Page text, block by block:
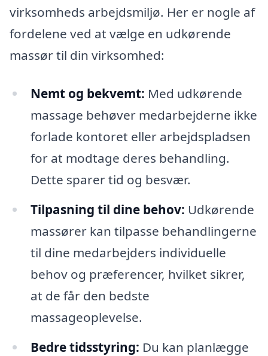
virksomheds arbejdsmiljø. Her er nogle af
fordelene ved at vælge en udkørende
massør til din virksomhed:
Nemt og bekvemt: Med udkørende
massage behøver medarbejderne ikke
forlade kontoret eller arbejdspladsen
for at modtage deres behandling.
Dette sparer tid og besvær.
Tilpasning til dine behov: Udkørende
massører kan tilpasse behandlingerne
til dine medarbejders individuelle
behov og præferencer, hvilket sikrer,
at de får den bedste
massageoplevelse.
Bedre tidsstyring: Du kan planlægge